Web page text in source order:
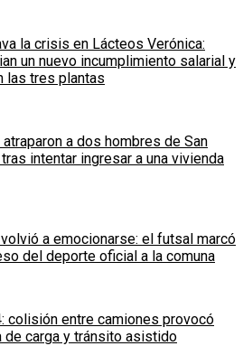
la crisis en Lácteos Verónica:
un nuevo incumplimiento salarial y
las tres plantas
atraparon a dos hombres de San
tras intentar ingresar a una vivienda
a emocionarse: el futsal marcó
del deporte oficial a la comuna
colisión entre camiones provocó
de carga y tránsito asistido